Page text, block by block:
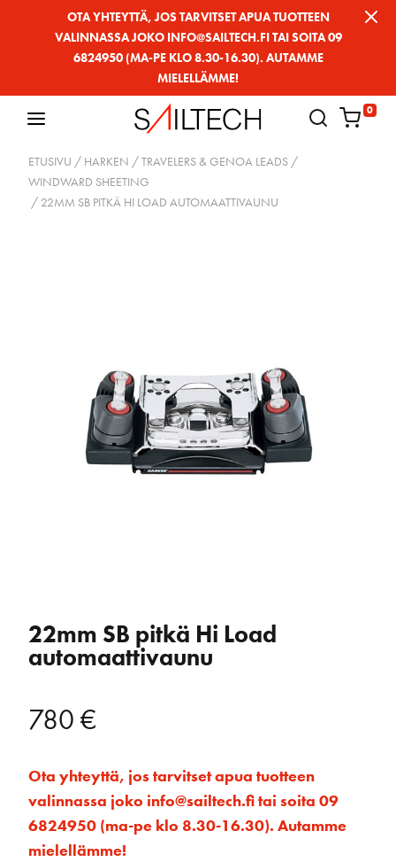
OTA YHTEYTTÄ, JOS TARVITSET APUA TUOTTEEN
VALINNASSA JOKO INFO@SAILTECH.FI TAI SOITA 09
6824950 (MA-PE KLO 8.30-16.30). AUTAMME
MIELELLÄMME!
0
ETUSIVU / HARKEN /TRAVELERS & GENOA LEADS /
WINDWARD SHEETING
/ 22MM SB PITKÄ HI LOAD AUTOMAATTIVAUNU
22mm SB pitkä Hi Load
automaattivaunu
780€
Ota yhteyttä, jos tarvitset apua tuotteen
valinnassa joko info@sailtech.fi tai soita 09
6824950 (ma-pe klo 8.30-16.30). Autamme
mielellämme!